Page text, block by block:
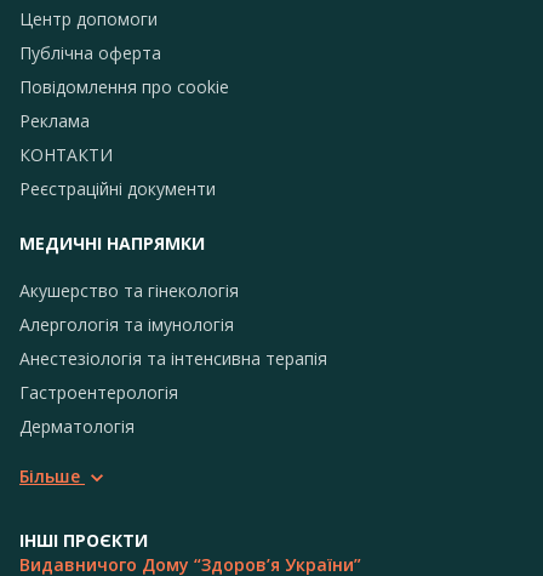
Центр допомоги
Публічна оферта
Повідомлення про сookie
Реклама
КОНТАКТИ
Реєстраційні документи
МЕДИЧНІ НАПРЯМКИ
Акушерство та гінекологія
Алергологія та імунологія
Анестезіологія та інтенсивна терапія
Гастроентерологія
Дерматологія
Більше
ІНШІ ПРОЄКТИ
Видавничого Дому “Здоров’я України”